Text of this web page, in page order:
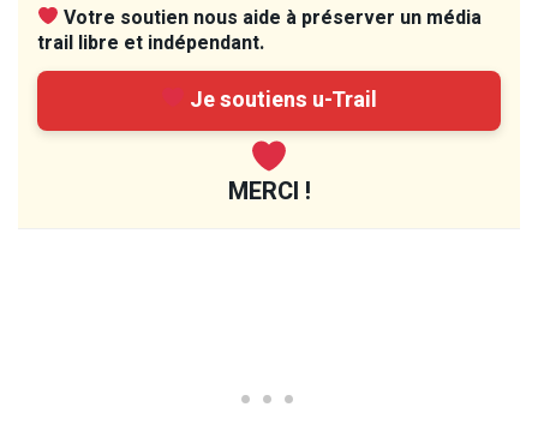
Votre soutien nous aide à préserver un média
trail libre et indépendant.
Je soutiens u-Trail
MERCI !